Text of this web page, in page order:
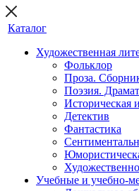
Каталог
Художественная
Фольклор
Проза.
Поэзия.
Историческая
Детектив
Фантастика
Учебные и учебно-